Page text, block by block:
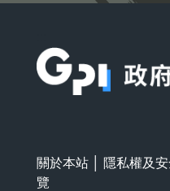
關於本站 隱私權及
覽